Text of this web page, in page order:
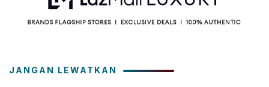
JANGAN LEWATKAN